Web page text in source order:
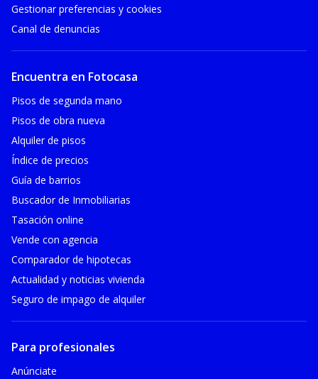
Gestionar preferencias y cookies
Canal de denuncias
Encuentra en Fotocasa
Pisos de segunda mano
Pisos de obra nueva
Alquiler de pisos
Índice de precios
Guía de barrios
Buscador de Inmobiliarias
Tasación online
Vende con agencia
Comparador de hipotecas
Actualidad y noticias vivienda
Seguro de impago de alquiler
Para profesionales
Anúnciate